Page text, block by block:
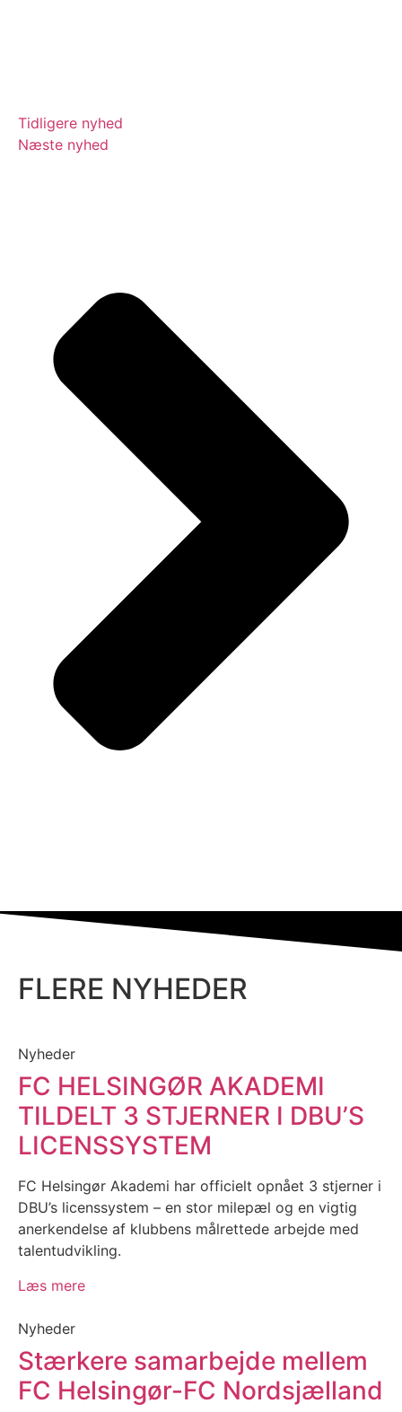
Tidligere nyhed
Næste nyhed
FLERE NYHEDER
Nyheder
FC HELSINGØR AKADEMI
TILDELT 3 STJERNER I DBU’S
LICENSSYSTEM
FC Helsingør Akademi har officielt opnået 3 stjerner i
DBU’s licenssystem – en stor milepæl og en vigtig
anerkendelse af klubbens målrettede arbejde med
talentudvikling.
Læs mere
Nyheder
Stærkere samarbejde mellem
FC Helsingør-FC Nordsjælland